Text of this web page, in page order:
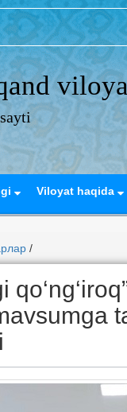
Viloyat haqida
/